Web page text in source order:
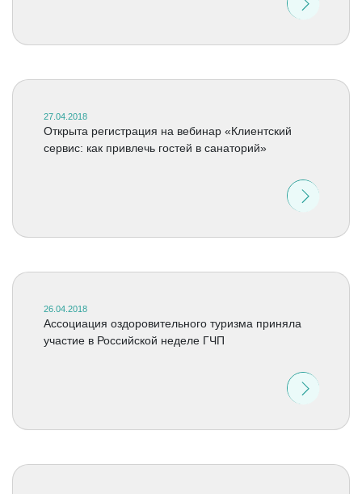
27.04.2018
Открыта регистрация на вебинар «Клиентский
сервис: как привлечь гостей в санаторий»
26.04.2018
Ассоциация оздоровительного туризма приняла
участие в Российской неделе ГЧП